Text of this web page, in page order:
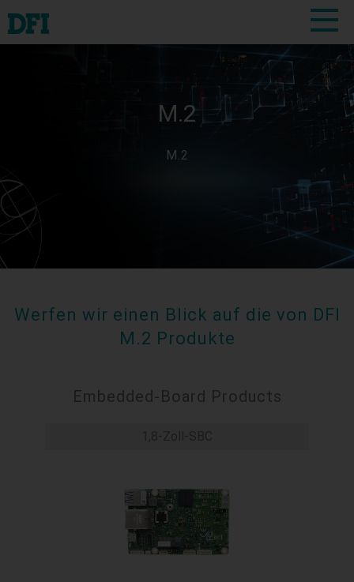
M.2
M.2
Werfen wir einen Blick auf die von DFI
M.2 Produkte
Embedded-Board Products